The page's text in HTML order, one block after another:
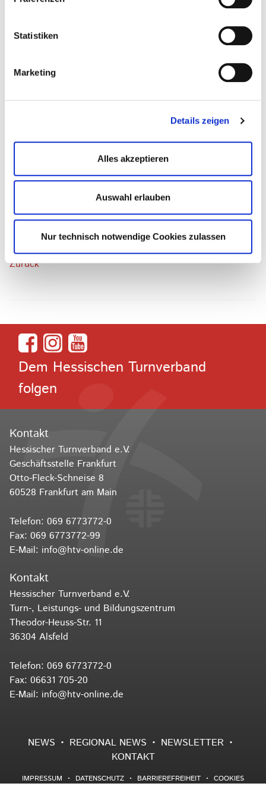
Statistiken
Marketing
Details zeigen
Alles akzeptieren
Auswahl erlauben
Nur technisch notwendige Cookies zulassen
Frieda und Simon. (Foto: Kathy Serth)
Zurück
Dem Hessischen Turnverband
folgen
Kontakt
Hessischer Turnverband e.V.
Geschäftsstelle Frankfurt
Otto-Fleck-Schneise 8
60528 Frankfurt am Main
Telefon: 069 6773772-0
Fax: 069 6773772-99
E-Mail: info@htv-online.de
Kontakt
Hessischer Turnverband e.V.
Turn-, Leistungs- und Bildungszentrum
Theodor-Heuss-Str. 11
36304 Alsfeld
Telefon: 069 6773772-0
Fax: 06631 705-20
E-Mail: info@htv-online.de
NEWS REGIONAL NEWS
NEWSLETTER
KONTAKT
IMPRESSUM DATENSCHUTZ BARRIEREFREIHEIT COOKIES